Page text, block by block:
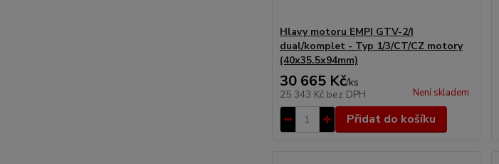
Hlavy motoru EMPI GTV-2/I
dual/komplet - Typ 1/3/CT/CZ motory
(40x35.5x94mm)
30 665 Kč/ks
25 343 Kč bez DPH Není skladem
Přidat do košíku